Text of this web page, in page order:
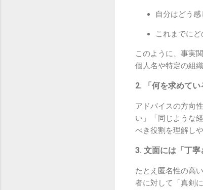
自分はどう
これまでに
このように、事実
個人名や特定の組
2. 「何を求めて
アドバイスの方向
い」「同じような
べき役割を理解し
3. 文面には「丁寧
たとえ匿名性の高
者に対して「真剣